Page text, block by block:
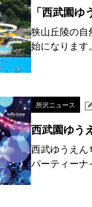
「西武園
狭山丘陵の自
始になります
所沢ニュース
西武園ゆう
西武ゆうえん
パーティーナ